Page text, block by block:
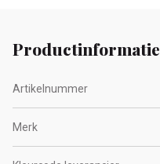
Productinformatie
Artikelnummer
Merk